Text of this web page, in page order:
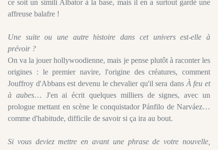
ce soit un simili Albator à la base, mais il en a surtout gardé une
affreuse balafre !
Une suite ou une autre histoire dans cet univers est-elle à
prévoir ?
On va la jouer hollywoodienne, mais je pense plutôt à raconter les
origines : le premier navire, l'origine des créatures, comment
Jouffroy d'Abbans est devenu le chevalier qu'il sera dans À feu et
à aubes… J'en ai écrit quelques milliers de signes, avec un
prologue mettant en scène le conquistador Pánfilo de Narváez…
comme d'habitude, difficile de savoir si ça ira au bout.
Si vous deviez mettre en avant une phrase de votre nouvelle,